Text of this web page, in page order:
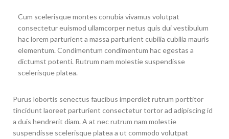
Cum scelerisque montes conubia vivamus volutpat
consectetur euismod ullamcorper netus quis dui vestibulum
hac lorem parturient a massa parturient cubilia cubilia mauris
elementum. Condimentum condimentum hac egestas a
dictumst potenti. Rutrum nam molestie suspendisse
scelerisque platea.
Purus lobortis senectus faucibus imperdiet rutrum porttitor
tincidunt laoreet parturient consectetur tortor ad adipiscing id
a duis hendrerit diam. A at nec rutrum nam molestie
suspendisse scelerisque platea a ut commodo volutpat